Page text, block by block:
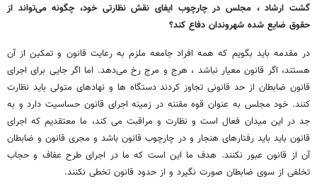
گشت ارشاد ، مجلس در چارچوب ایفای نقش نظارتی خود، چگونه می‌تواند از
حقوق ضایع شده شهروندان دفاع کند؟
در مقدمه باید بگویم که همه افراد جامعه ملزم به رعایت قانون و تمکین از آن
هستند، اگر قانون معیار نباشد ، هرج و مرج رخ می‌دهد. اما اگر جایی برای اجرای
قانون ضابطان از حد قانونی تجاوز کردند دستگاه ها و نهادهای متولی باید نظارت
کنند. خود مجلس به عنوان قوه مقننه در زمینه اجرای قانون حساسیت دارد و به
جد در این میدان فعال است و نظارت و مراقبت می کند، ما معتقدیم که اجرای
قانون باید باید رفتارهای هنجار و در چارچوب قانون باشد و مجری قانون و ضابطان
آن از قانون عبور نکنند. هدف ما این است که ما در اجرای طرح عفاف و حجاب
تخلفی از سوی ضابطان صورت نگیرد و از حدود قانون تخطی نکنند.